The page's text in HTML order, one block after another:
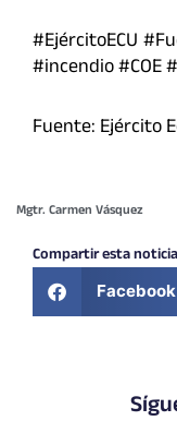
#EjércitoECU
#incendio #COE
Fuente: Ejército
Mgtr. Carmen Vásquez
Compartir esta noticia
Facebook